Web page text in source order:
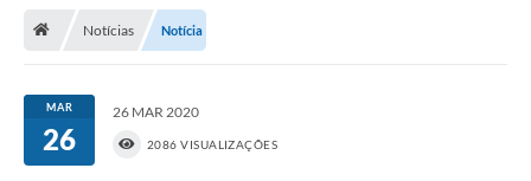
Notícias Notícia
MAR
26
26 MAR 2020
2086 VISUALIZAÇÕES